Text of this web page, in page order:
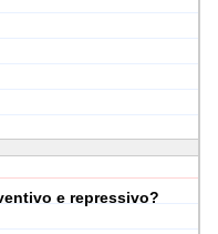
e repressivo?